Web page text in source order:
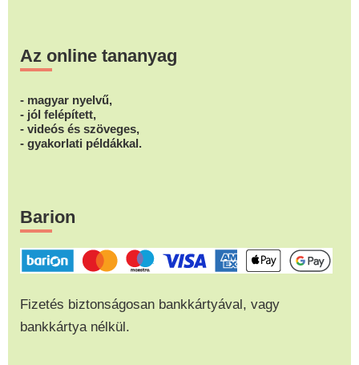
Az online tananyag
- magyar nyelvű,
- jól felépített,
- videós és szöveges,
- gyakorlati példákkal.
Barion
Fizetés biztonságosan bankkártyával, vagy
bankkártya nélkül.